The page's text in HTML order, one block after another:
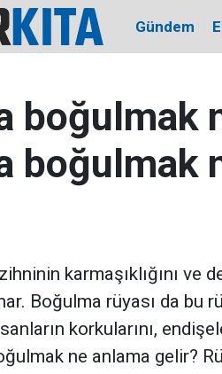
Gündem
boğulmak
boğulmak
karmaşıklığını
Boğulma rüyası da bu
korkularını,
ne anlama gelir?